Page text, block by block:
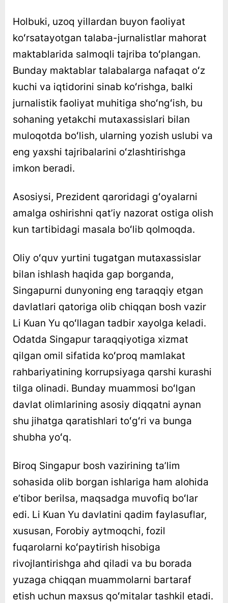
Holbuki, uzoq yillardan buyon faoliyat
koʻrsatayotgan talaba-jurnalistlar mahorat
maktablarida salmoqli tajriba toʻplangan.
Bunday maktablar talabalarga nafaqat oʻz
kuchi va iqtidorini sinab koʻrishga, balki
jurnalistik faoliyat muhitiga shoʻngʻish, bu
sohaning yetakchi mutaxassislari bilan
muloqotda boʻlish, ularning yozish uslubi va
eng yaxshi tajribalarini oʻzlashtirishga
imkon beradi.
Asosiysi, Prezident qaroridagi gʻoyalarni
amalga oshirishni qatʼiy nazorat ostiga olish
kun tartibidagi masala boʻlib qolmoqda.
Oliy oʻquv yurtini tugatgan mutaxassislar
bilan ishlash haqida gap borganda,
Singapurni dunyoning eng taraqqiy etgan
davlatlari qatoriga olib chiqqan bosh vazir
Li Kuan Yu qoʻllagan tadbir xayolga keladi.
Odatda Singapur taraqqiyotiga xizmat
qilgan omil sifatida koʻproq mamlakat
rahbariyatining korrupsiyaga qarshi kurashi
tilga olinadi. Bunday muammosi boʻlgan
davlat olimlarining asosiy diqqatni aynan
shu jihatga qaratishlari toʻgʻri va bunga
shubha yoʻq.
Biroq Singapur bosh vazirining taʼlim
sohasida olib borgan ishlariga ham alohida
eʼtibor berilsa, maqsadga muvofiq boʻlar
edi. Li Kuan Yu davlatini qadim faylasuflar,
xususan, Forobiy aytmoqchi, fozil
fuqarolarni koʻpaytirish hisobiga
rivojlantirishga ahd qiladi va bu borada
yuzaga chiqqan muammolarni bartaraf
etish uchun maxsus qoʻmitalar tashkil etadi.